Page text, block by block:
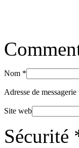
Nom *
Adresse de messagerie
Site web
Sécurité